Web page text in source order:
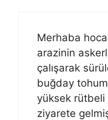
Merhaba
arazinin
çalışarak
buğday
yüksek rütbeli
ziyarete